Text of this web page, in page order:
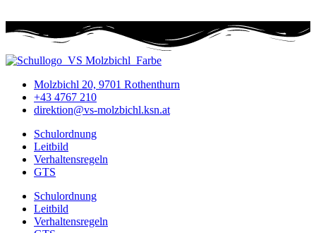
Molzbichl 20, 9701 Rothenthurn
+43 4767 210
direktion@vs-molzbichl.ksn.at
Schulordnung
Leitbild
Verhaltensregeln
GTS
Schulordnung
Leitbild
Verhaltensregeln